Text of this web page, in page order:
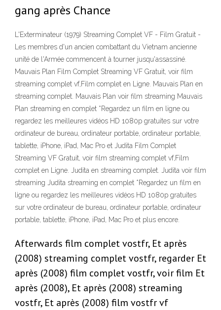
gang après Chance
L'Exterminateur (1979) Streaming Complet VF - Film Gratuit -
Les membres d'un ancien combattant du Vietnam ancienne
unité de l'Armée commencent à tourner jusqu'assassiné.
Mauvais Plan Film Complet Streaming VF Gratuit, voir film
streaming complet vf,Film complet en Ligne. Mauvais Plan en
streaming complet. Mauvais Plan voir film streaming Mauvais
Plan streaming en complet *Regardez un film en ligne ou
regardez les meilleures vidéos HD 1080p gratuites sur votre
ordinateur de bureau, ordinateur portable, ordinateur portable,
tablette, iPhone, iPad, Mac Pro et Judita Film Complet
Streaming VF Gratuit, voir film streaming complet vf,Film
complet en Ligne. Judita en streaming complet. Judita voir film
streaming Judita streaming en complet *Regardez un film en
ligne ou regardez les meilleures vidéos HD 1080p gratuites
sur votre ordinateur de bureau, ordinateur portable, ordinateur
portable, tablette, iPhone, iPad, Mac Pro et plus encore.
Afterwards film complet vostfr, Et après
(2008) streaming complet vostfr, regarder Et
après (2008) film complet vostfr, voir film Et
après (2008), Et après (2008) streaming
vostfr, Et après (2008) film vostfr vf